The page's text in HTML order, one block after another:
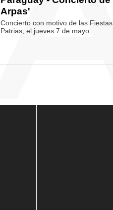
Arpas'
Concierto con motivo de las Fiestas
Patrias, el jueves 7 de mayo